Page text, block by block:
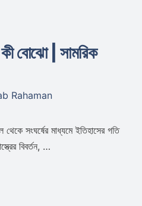
বোঝো | সামরিক
Rahaman
থেকে সংঘর্ষের মাধ্যমে ইতিহাসের গতি
বিবর্তন, …